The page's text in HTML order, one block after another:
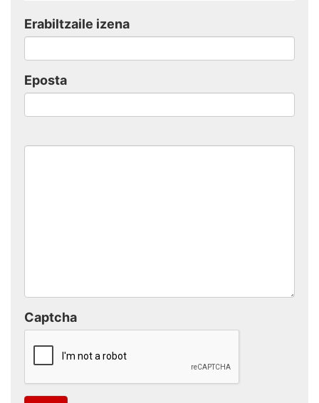
Erabiltzaile izena
Eposta
Captcha